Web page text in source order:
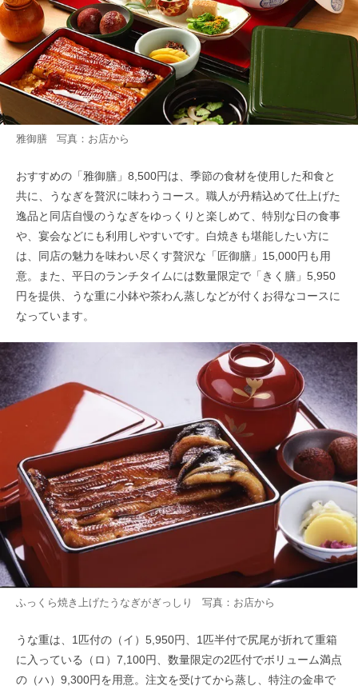
雅御膳 写真：お店から
おすすめの「雅御膳」8,500円は、季節の食材を使用した和食と
共に、うなぎを贅沢に味わうコース。職人が丹精込めて仕上げた
逸品と同店自慢のうなぎをゆっくりと楽しめて、特別な日の食事
や、宴会などにも利用しやすいです。白焼きも堪能したい方に
は、同店の魅力を味わい尽くす贅沢な「匠御膳」15,000円も用
意。また、平日のランチタイムには数量限定で「きく膳」5,950
円を提供、うな重に小鉢や茶わん蒸しなどが付くお得なコースに
なっています。
ふっくら焼き上げたうなぎがぎっしり 写真：お店から
うな重は、1匹付の（イ）5,950円、1匹半付で尻尾が折れて重箱
に入っている（ロ）7,100円、数量限定の2匹付でボリューム満点
の（ハ）9,300円を用意。注文を受けてから蒸し、特注の金串で